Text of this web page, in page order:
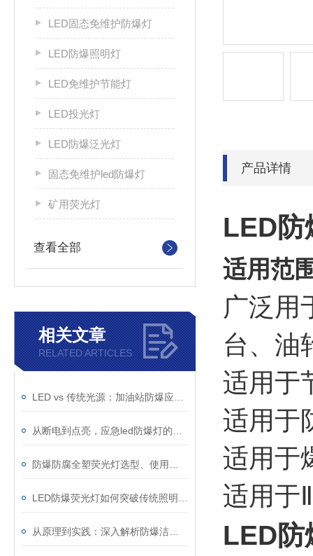
LED固态免维护防爆灯
LED防爆照明灯
LED免维护节能灯
LED投光灯
LED防爆泛光灯
固态免维护led防爆灯
矿用荧光灯
查看全部
相关文章
RELATED ARTICLES
产品详情
LED防
适用范
广泛用
台、油
适用于
适用于
适用于
适用于
LED防